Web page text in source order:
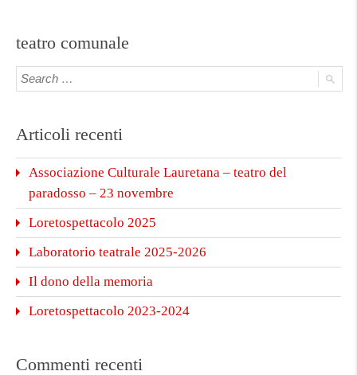
teatro comunale
Articoli recenti
Associazione Culturale Lauretana – teatro del
paradosso – 23 novembre
Loretospettacolo 2025
Laboratorio teatrale 2025-2026
Il dono della memoria
Loretospettacolo 2023-2024
Commenti recenti